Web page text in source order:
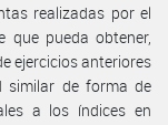
realizadas por el
que pueda obtener,
ejercicios anteriores
similar de forma de
a los índices en